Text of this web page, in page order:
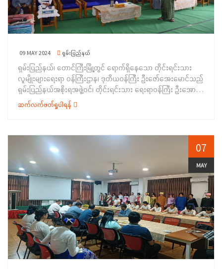
ရှမ်းပြည်နယ်အစိုးရအဖွဲ့ဝင် တိုင်းရင်းသားရေးရာဝန်ကြီး တို့က
တိုင်းရင်းသားလူမျိုးများရေးရာဝန်ကြီးဌာန၊ ကယားပြည်နယ်နှင့်
ရှမ်းပြည်နယ် ညွှန်ကြားရေးမှူးရုံးတို့မှ အရာထမ်း၊ အမှုထမ်းတို့နှင့်
ရာတွင် ဝန်ထမ်းများသည် မိမိတို့၏ စွမ်းဆောင်ရည်များကို စဉ်ဆက်မ
ဘဏ္ဍာရေးဆိုင်ရာ လုပ်ထုံးလုပ်နည်းများကို သိရှိနားလည်ထားရန်လို
အပ်မည်ဖြစ်ပါကြောင်း၊ နိုင်ငံ့ဝန်ထမ်းများဖြစ်သည် နှင့်အညီ
နိုင်ငံဝန်ထမ်းဥပဒေ၊ နည်းဥပဒေများ၊ နိုင်ငံဝန်ထမ်းသစ္စာ
အဓိဋ္ဌာန်(၆)ချက်နှင့် နိုင်ငံဝန်ထမ်း ကျင့်ဝတ်များကို အလေးထား
စည်းလုံးလုံးညီညွတ်စွာ အားသွန်ခွန်စိုက် ကြိုးစားဆောင်ရွက်ကြရန်
မှာကြားလိုပါကြောင်း ပြောကြားခဲ့ပါသည်။ဆက်လက်ပြီး ဒုတိယ
ဝန်ကြီး၊ ရှမ်းပြည်နယ်အစိုးရအဖွဲ့ဝင် တိုင်းရင်းသားရေးရာ ဝန်ကြီးနှင့်
တာဝန်ရှိသူများသည် သင်တန်းစင်တာ အဆောက်အဦအား လှည့်လည်
ကြည့်ရှု စစ်ဆေးခဲ့ပြီး သင်တန်းစင်တာ ရေရှည်ကြံခိုင်မှုရှိစေရန်
အတွက် လိုအပ်သည်များ ဆောင်ရွက် နိုင်ရန် တာဝန်ရှိသူများအား
မှာကြားခဲ့ပါသည်။ ၎င်းနောက်&nbsp; ဒုတိယဝန်ကြီး၊ ရှမ်းပြည်နယ်
အစိုးရအဖွဲ့ဝင် တိုင်းရင်းသားရေးရာဝန်ကြီးနှင့် တာဝန်ရှိသူများသည်
တောင်ကြီးမြို့ရှိ တိုင်းရင်းသားလူမျိုးများရေးရာဝန်ကြီးဌာန၊
ရှမ်းပြည်နယ်ညွှန်ကြားရေးမှူးရုံး ရုံးအဝင်လမ်း ခင်းမည့် မြေနေရာ
အား ကြည့်ရှုစစ်ဆေးပြီး ရေစီးရေလာကောင်းမွန်စေရန်၊ ခိုင်ခံ့မှုရှိစေ
ရန် ဆောင်ရွက်ရမည်ဖြစ်ကြောင်းနှင့် လိုအပ်သည်များကို လမ်းညွှန်
09 MAY 2024 ရှမ်းပြည်နယ်
ရှမ်းပြည်နယ်၊ တောင်ကြီးမြို့တွင် ရောက်ရှိနေသော တိုင်းရင်းသား
လူမျိုးများရေးရာ ဝန်ကြီးဌာန၊ ဒုတိယဝန်ကြီး ဦးဇော်အေးမောင်သည်
ရှမ်းပြည်နယ်အစိုးရအဖွဲ့ဝင်၊ တိုင်းရင်းသား ရေးရာဝန်ကြီး ဦးအောင်
ကြည်ဝင်းနှင့် တာဝန်ရှိသူများလိုက်ပါလျက် မေလ (၉) ရက်နေ့ နံနက်
ပိုင်းတွင် တောင်ကြီးမြို့နယ်၊ အေးသာယာမြို့ရှိ ရှမ်းပြည်နယ်
သွားရောက်ကြည့်ရှုစစ်ဆေးခဲ့ပါသည်။ ပထမဦးစွာ ဒုတိယဝန်ကြီးသည်
တိုင်းရင်းသားလူမျိုးများရေးရာဝန်ကြီးဌာန၊ ရှမ်း ပြည်နယ် ညွှန်ကြား
ရေးမှူးရုံးနှင့် ကယားပြည်နယ်ညွှန်ကြားရေးမှူးရုံးများမှ အရာထမ်း၊
အမှုထမ်းများ၊ ရှမ်းပြည်နယ်အတွင်းရှိ တိုင်းရင်းသားစာပေနှင့်
ယဉ်ကျေးမှုအသင်းအဖွဲ့များမှ ကိုယ်စားလှယ်များနှင့် သင်တန်းသား/
သူများအား&nbsp; ပြည်သူ့စစ်မှုထမ်းဥပဒေနှင့်ပတ်သက်သည့်
အကြောင်းအရာများကို ရှင်းလင်းဟောပြောပြီး တက်ရောက်လာသူများ
က သိရှိလိုသည်များ မေးမြန်းကြရာ ဒုတိယဝန်ကြီးက ပြန်လည်
ဆွေးနွေးဖြေကြားခဲ့ပါသည်။ ထိုနောက် ဒုတိယဝန်ကြီးနှင့်
ရှမ်းပြည်နယ်အစိုးရအဖွဲ့ဝင် တိုင်းရင်းသားရေးရာဝန်ကြီး တို့က
တိုင်းရင်းသားလူမျိုးများရေးရာဝန်ကြီးဌာန၊ ကယားပြည်နယ်နှင့်
ရှမ်းပြည်နယ် ညွှန်ကြားရေးမှူးရုံးတို့မှ အရာထမ်း၊ အမှုထမ်းတို့နှင့်
ဆက်လက်ဖတ်ရှုပါရန်
07
MAY